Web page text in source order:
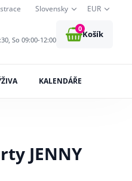
Slovensky EUR
So 09:00-12:00
0
Košík
KALENDÁŘE
JENNY